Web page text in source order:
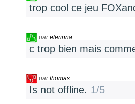
trop cool ce jeu
parelerinna
c trop bien mais
parthomas
Is not offline. 1/5